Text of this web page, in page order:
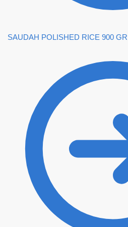
SAUDAH POLISHED RICE 900